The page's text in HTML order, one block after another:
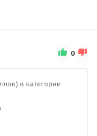
0
в категории